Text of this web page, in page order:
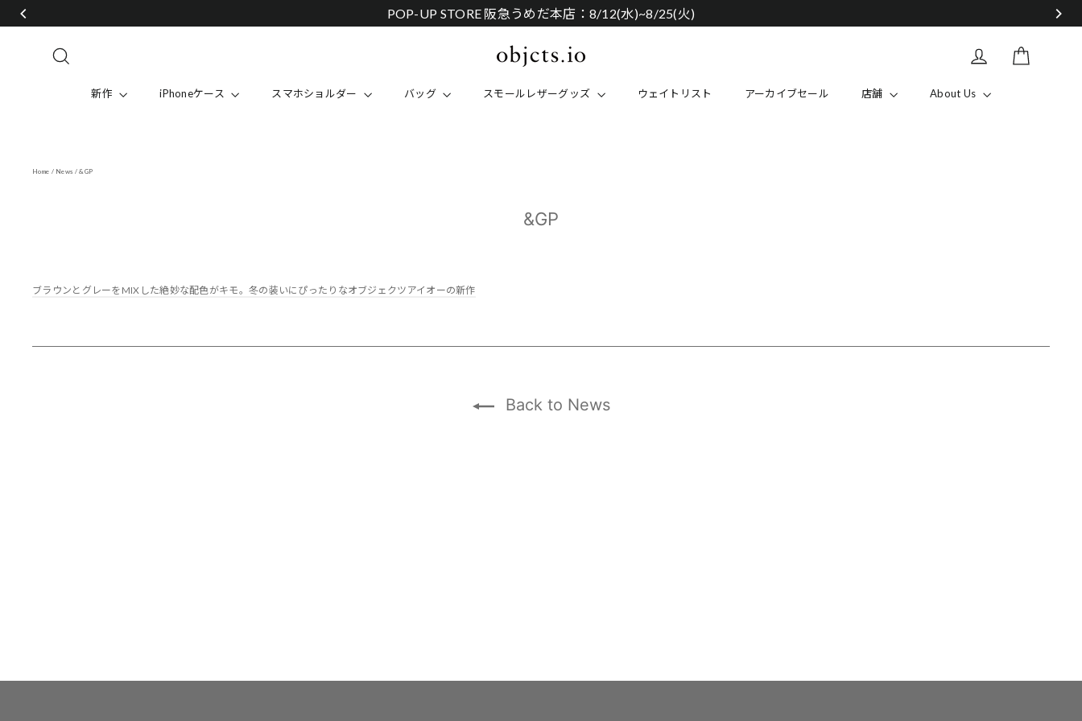
content
POP-UP STORE 阪急うめだ本店：8/12(水)~8/25(火)
Log in
新作 iPhoneケース スマホショルダー バッグ スモールレザーグッズ ウェイトリスト アーカイブセール 店舗 About Us
Home / News / &GP
&GP
ブラウンとグレーをMIXした絶妙な配色がキモ。冬の装いにぴったりなオブジェクツアイオーの新作
Back to News